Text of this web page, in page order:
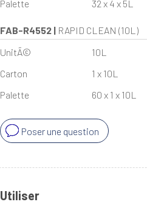
Palette
32 x 4 x 5L
FAB-R4552 | RAPID CLEAN (10L)
UnitÃ©
10L
Carton
1 x 10L
Palette
60 x 1 x 10L
Poser une question
Utiliser